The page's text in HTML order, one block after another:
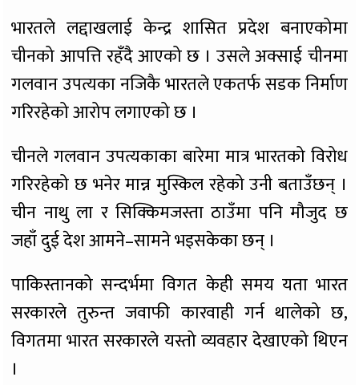
भारतले लद्दाखलाई केन्द्र शासित प्रदेश बनाएकोमा
चीनको आपत्ति रहँदै आएको छ । उसले अक्साई चीनमा
गलवान उपत्यका नजिकै भारतले एकतर्फ सडक निर्माण
गरिरहेको आरोप लगाएको छ ।
चीनले गलवान उपत्यकाका बारेमा मात्र भारतको विरोध
गरिरहेको छ भनेर मान्न मुस्किल रहेको उनी बताउँछन् ।
चीन नाथु ला र सिक्किमजस्ता ठाउँमा पनि मौजुद छ
जहाँ दुई देश आमने–सामने भइसकेका छन् ।
पाकिस्तानको सन्दर्भमा विगत केही समय यता भारत
सरकारले तुरुन्त जवाफी कारवाही गर्न थालेको छ,
विगतमा भारत सरकारले यस्तो व्यवहार देखाएको थिएन
।